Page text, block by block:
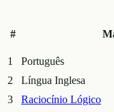
#
1
Português
2
Língua Inglesa
3
Raciocínio Lógico